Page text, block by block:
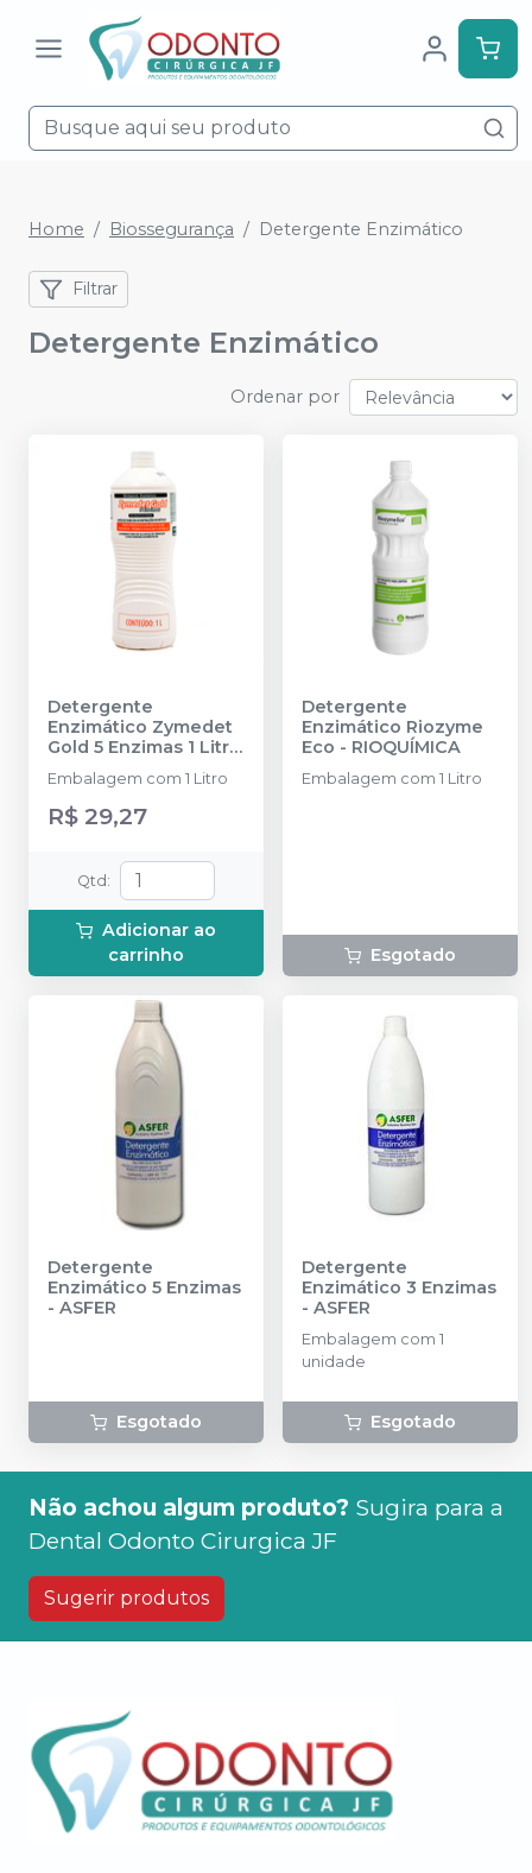
Home Biossegurança Detergente Enzimático
Filtrar
Detergente Enzimático
Ordenar por
Detergente
Enzimático Zymedet
Gold 5 Enzimas 1 Litro
PROLINK
Embalagem com 1 Litro
R$ 29,27
Qtd :
Adicionar ao
carrinho
Detergente
Enzimático Riozyme
Eco - RIOQUÍMICA
Embalagem com 1 Litro
Esgotado
Detergente
Enzimático 5 Enzimas
- ASFER
Esgotado
Detergente
Enzimático 3 Enzimas
- ASFER
Embalagem com 1
unidade
Esgotado
Não achou algum produto? Sugira para a
Dental Odonto Cirurgica JF
Sugerir produtos